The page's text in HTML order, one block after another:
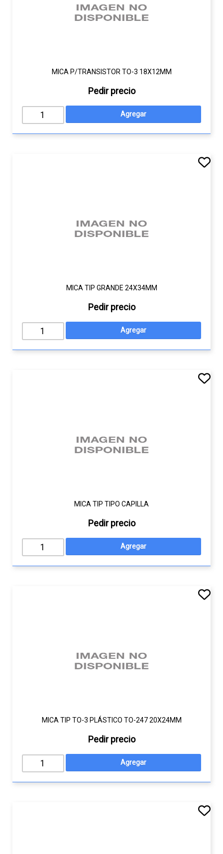
MICA P/TRANSISTOR TO-3 18X12MM
Pedir precio
MICA TIP GRANDE 24X34MM
Pedir precio
MICA TIP TIPO CAPILLA
Pedir precio
MICA TIP TO-3 PLÁSTICO TO-247 20X24MM
Pedir precio